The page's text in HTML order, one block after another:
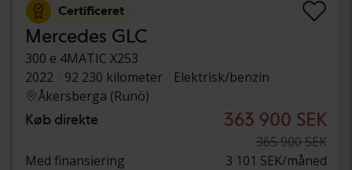
Certificeret
Mercedes GLC
300 e 4MATIC X253
2022
92 230 kilometer
Elektrisk/benzin
Åkersberga (Runö)
Køb direkte 363 900 SEK
365 900 SEK
Med finansiering
3 101 SEK/måned